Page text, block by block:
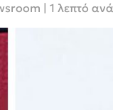
| 1 λεπτό